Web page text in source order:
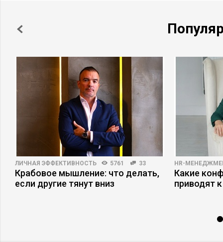
ЛИЧНАЯ ЭФФЕКТИВНОСТЬ 5761 33
Крабовое мышление: что делать,
если другие тянут вниз
HR-
Какие
приводят